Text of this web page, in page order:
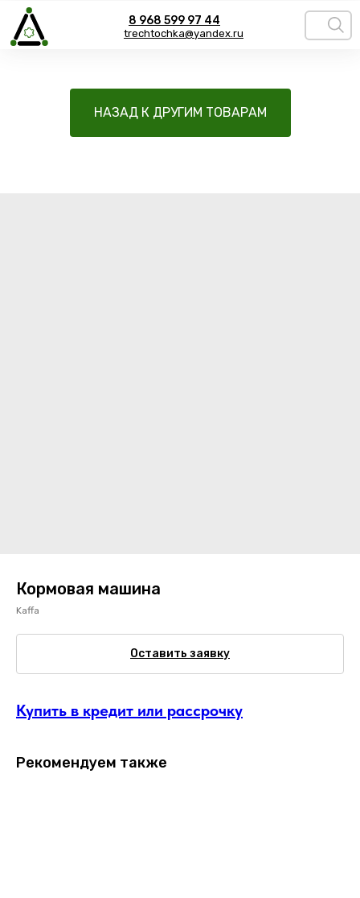
trechtochka@yandex.ru
8 968 599 97 44
НАЗАД К ДРУГИМ ТОВАРАМ
Кормовая машина
Kaffa
Оставить заявку
Купить в кредит или рассрочку
Рекомендуем также